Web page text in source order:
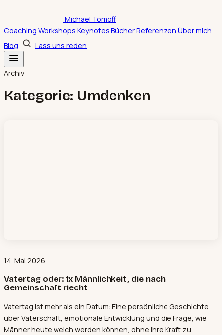
springen
Michael Tomoff
Coaching Workshops Keynotes BücherReferenzen Über mich
Blog
Lass uns reden
Archiv
Kategorie: Umdenken
14. Mai 2026
Vatertag oder: 1x Männlichkeit, die nach
Gemeinschaft riecht
Vatertag ist mehr als ein Datum: Eine persönliche Geschichte
über Vaterschaft, emotionale Entwicklung und die Frage, wie
Männer heute weich werden können, ohne ihre Kraft zu